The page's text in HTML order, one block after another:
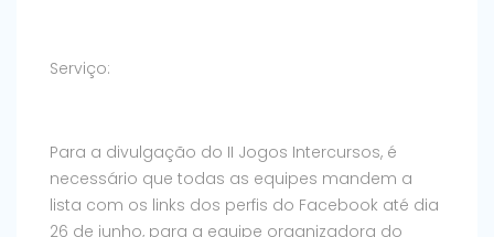
Serviço:
Para a divulgação do II Jogos Intercursos, é
necessário que todas as equipes mandem a
lista com os links dos perfis do Facebook até dia
26 de junho, para a equipe organizadora do